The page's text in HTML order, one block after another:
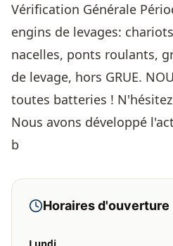
Vérification Générale
engins de levages:
nacelles, ponts roulants,
de levage, hors GRUE.
toutes batteries !
Nous avons développé
b
Horaires d'ouverture